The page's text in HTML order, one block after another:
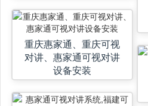
重庆惠家通、重庆可视
对讲、惠家通可视对讲
设备安装